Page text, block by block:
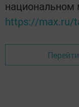
https://max.ru/